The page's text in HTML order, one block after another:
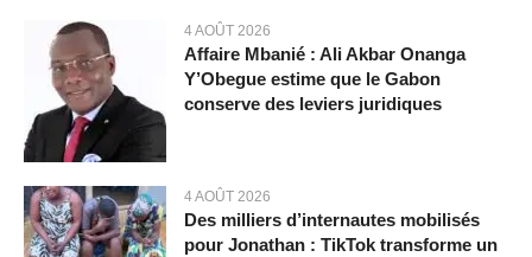
4 AOÛT 2026
Affaire Mbanié : Ali Akbar Onanga
Y’Obegue estime que le Gabon
conserve des leviers juridiques
4 AOÛT 2026
Des milliers d’internautes mobilisés
pour Jonathan : TikTok transforme un